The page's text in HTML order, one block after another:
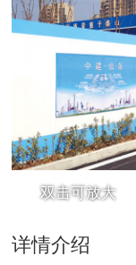
双击可放大
详情介绍